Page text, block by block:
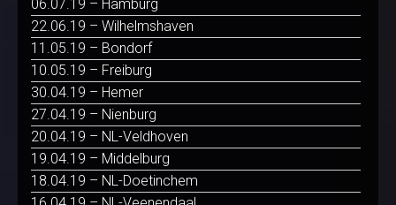
06.07.19 – Hamburg
22.06.19 – Wilhelmshaven
11.05.19 – Bondorf
10.05.19 – Freiburg
30.04.19 – Hemer
27.04.19 – Nienburg
20.04.19 – NL-Veldhoven
19.04.19 – Middelburg
18.04.19 – NL-Doetinchem